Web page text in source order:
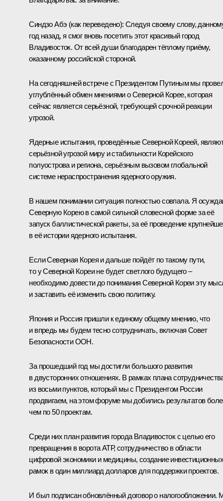
Синдзо Абэ (как переведено):Следуя своему слову,
год назад, я смог вновь посетить этот красивый город
Владивосток. От всей души благодарен тёплому приёму,
оказанному российской стороной.
На сегодняшней встрече с Президентом Путиным мы
углублённый обмен мнениями о Северной Корее, которая
сейчас является серьёзной, требующей срочной реакции
угрозой.
Ядерные испытания, проведённые Северной Кореей,
серьёзной угрозой миру и стабильности Корейского
полуострова и региона, серьёзным вызовом глобальной
системе нераспространения ядерного оружия.
В нашем понимании ситуация полностью совпала. Я
Северную Корею в самой сильной словесной форме за её
запуск баллистической ракеты, за её проведение
в её истории ядерного испытания.
Если Северная Корея и дальше пойдёт по такому пути,
то у Северной Кореи не будет светлого будущего –
необходимо довести до понимания Северной Кореи эту
и заставить её изменить свою политику.
Япония и Россия пришли к единому общему мнению, что
и впредь мы будем тесно сотрудничать, включая Совет
Безопасности ООН.
За прошедший год мы достигли большого развития
в двусторонних отношениях. В рамках плана
из восьми пунктов, который мы с Президентом России
продвигаем, на этом форуме мы добились результатов
чем по 50 проектам.
Среди них план развития города Владивосток с целью его
превращения в ворота АТР, сотрудничество в области
цифровой экономики и медицины, создание инвестиционных
рамок в один миллиард долларов для поддержки проектов.
И был подписан обновлённый договор о налогообложении.